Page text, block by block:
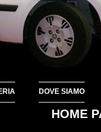
DOVE SIAMO
HOME